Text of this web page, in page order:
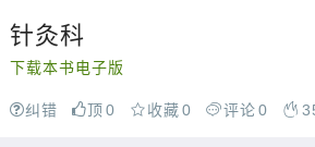
针灸科
下载本书电子版
纠错 顶0 收藏0 评论0